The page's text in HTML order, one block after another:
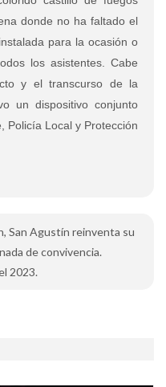
donde no ha faltado el
para la ocasión o
los asistentes. Cabe
y el transcurso de la
un dispositivo conjunto
Policía Local y Protección
San Agustín reinventa su
de convivencia.
2023.